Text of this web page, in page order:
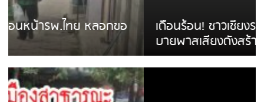
เดือนร้อน! ชาวเชียงรายบ่นรถ Isuzu สีขาวซิ่ง
บายพาสเสียงดังสร้างความรำคาญ